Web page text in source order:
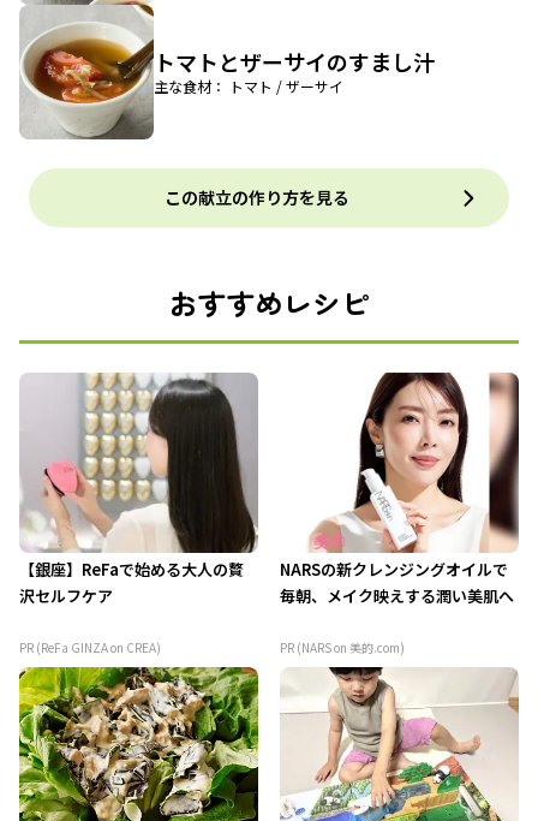
トマトとザーサイのすまし汁
主な食材： トマト / ザーサイ
この献立の作り方を見る
おすすめレシピ
【銀座】ReFaで始める大人の贅
沢セルフケア
PR (ReFa GINZA on CREA)
NARSの新クレンジングオイルで
毎朝、メイク映えする潤い美肌へ
PR (NARS on 美的.com)